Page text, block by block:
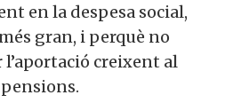
en la despesa social,
gran, i perquè no
l’aportació creixent al